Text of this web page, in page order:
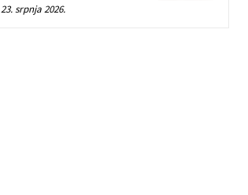
23. srpnja 2026.